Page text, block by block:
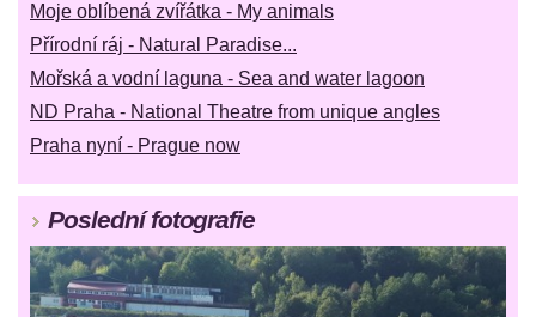
Moje oblíbená zvířátka - My animals
Přírodní ráj - Natural Paradise...
Mořská a vodní laguna - Sea and water lagoon
ND Praha - National Theatre from unique angles
Praha nyní - Prague now
Poslední fotografie